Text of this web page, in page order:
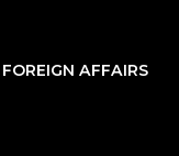
AFFAIRS